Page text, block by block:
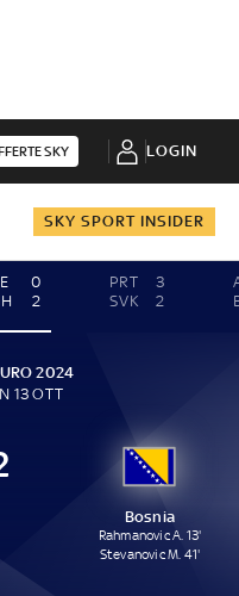
SKY LOGIN
SKY SPORT INSIDER
0
2
PRT
3
SVK
2
2024
13 OTT
Bosnia
Rahmanovic A. 13'
Stevanovic M. 41'